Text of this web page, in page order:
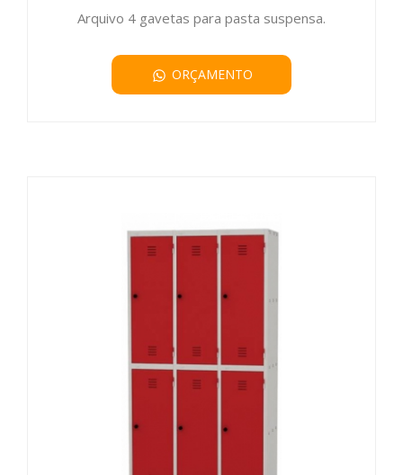
Arquivo 4 gavetas para pasta suspensa.
ORÇAMENTO